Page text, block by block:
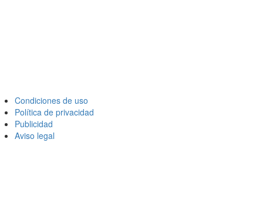
Condiciones de uso
Política de privacidad
Publicidad
Aviso legal